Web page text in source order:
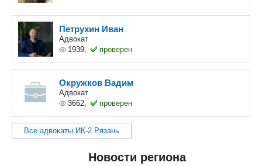
Петрухин Иван
Адвокат
1939,
проверен
Окружков Вадим
Адвокат
3662,
проверен
Все адвокаты ИК-2 Рязань
Новости региона